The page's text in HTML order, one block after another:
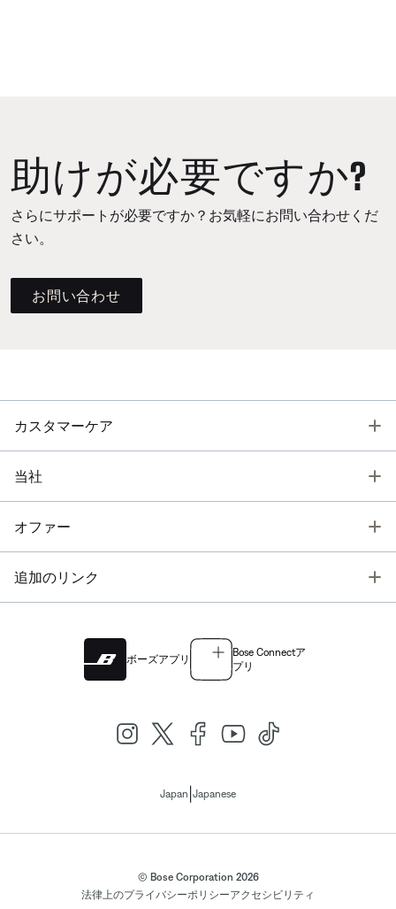
助けが必要ですか?
さらにサポートが必要ですか？お気軽にお問い合わせくだ
さい。
お問い合わせ
カスタマーケア
当社
オファー
追加のリンク
ボーズアプリ
Bose Connectア
プリ
Japan Japanese
© Bose Corporation 2026
法律上のプライバシーポリシーアクセシビリティ